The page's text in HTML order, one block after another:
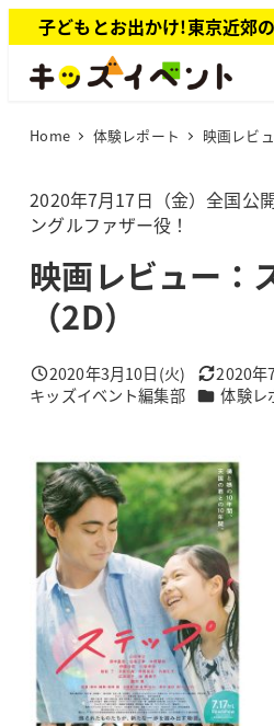
イ
子どもとお出かけ!東京近郊
Home 体験レポート 映画レビ
2020年7月17日（金）全国公
ングルファザー役！
映画レビュー：
（2D）
投稿日
2020年3月10日(火) 更新日
2020年
著
キッズイベント編集部 カテゴリー
体験レ